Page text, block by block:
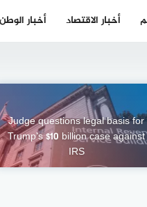
أخبار الاقتصاد أخبار
Judge questions legal basis for
Trump’s $10 billion case against
IRS